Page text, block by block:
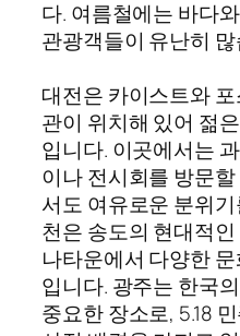
다. 여름철에는 바다
관광객들이 유난히
대전은 카이스트와
관이 위치해 있어 젊
입니다. 이곳에서는
이나 전시회를 방문
서도 여유로운 분위
천은 송도의 현대적
나타운에서 다양한
입니다. 광주는 한국
중요한 장소로, 5.18